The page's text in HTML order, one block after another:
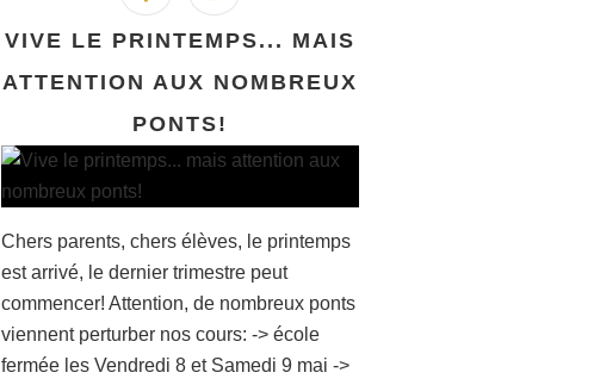
VIVE LE PRINTEMPS... MAIS
ATTENTION AUX NOMBREUX
PONTS!
Chers parents, chers élèves, le printemps
est arrivé, le dernier trimestre peut
commencer! Attention, de nombreux ponts
viennent perturber nos cours: -> école
fermée les Vendredi 8 et Samedi 9 mai ->